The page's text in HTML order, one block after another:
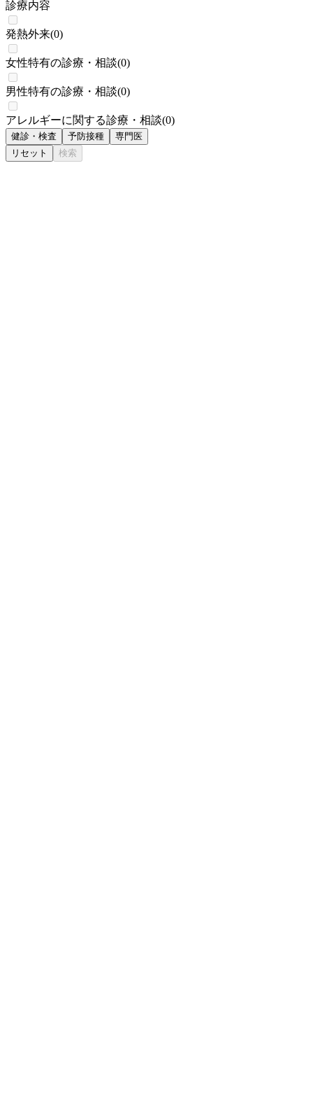
診療内容
発熱外来(0)
女性特有の診療・相談(0)
男性特有の診療・相談(0)
アレルギーに関する診療・相談(0)
健診・検査 予防接種
専門医
リセット
検索